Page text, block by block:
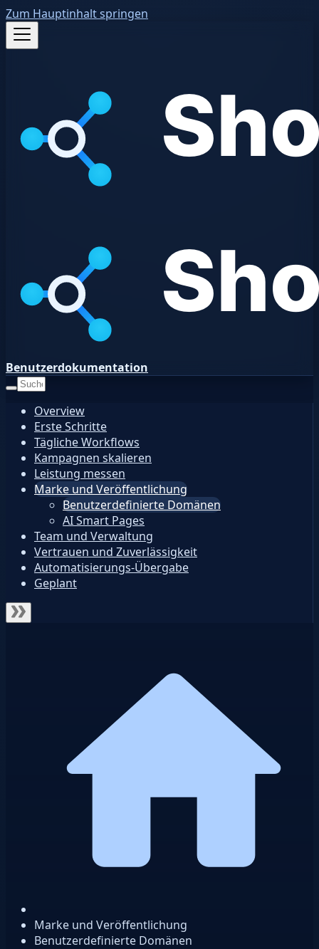
Zum Hauptinhalt springen
Benutzerdokumentation
Overview
Erste Schritte
Tägliche Workflows
Kampagnen skalieren
Leistung messen
Marke und Veröffentlichung
Benutzerdefinierte Domänen
AI Smart Pages
Team und Verwaltung
Vertrauen und Zuverlässigkeit
Automatisierungs-Übergabe
Geplant
Marke und Veröffentlichung
Benutzerdefinierte Domänen